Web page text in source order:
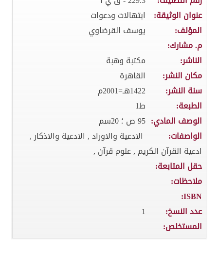
عنوان الوثيقة:
ابتهالات ودعوات
المؤلف:
يوسف القرضاوي
م. مشارك:
الناشر:
مكتبة وهبة
مكان النشر:
القاهرة
سنة النشر:
1422هـ=2001م
الطبعة:
ط1
الوصف المادي: 95 ص ؛ 20سم
الواصفات:
الادعية والاوراد , الادعية والاذكار ,
ادعية القرآن الكريم , علوم قرآن ,
حقل المتابعة:
ملاحظات:
ISBN:
عدد النسخ:
1
المستخلص: